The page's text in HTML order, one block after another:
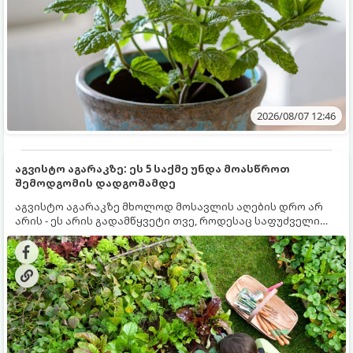
2026/08/07 12:46
აგვისტო აგარაკზე: ეს 5 საქმე უნდა მოასწროთ
შემოდგომის დადგომამდე
აგვისტო აგარაკზე მხოლოდ მოსავლის აღების დრო არ
არის - ეს არის გადამწყვეტი თვე, როდესაც საფუძველი
ეყრება მომავალი წლის მოსავალს და ბაღი მზადდება
შემოდგომა-ზამთრის სეზონისთვის. იმისათვის, რომ
ნიადაგმა ენერგია აღიდგინოს, ხოლო მცენარეებმა
ზამთარს გაუძლონ, აგვისტოს ბოლომდე 5
მნიშვნელოვანი საქმის გაკეთება უნდა მოასწროთ: